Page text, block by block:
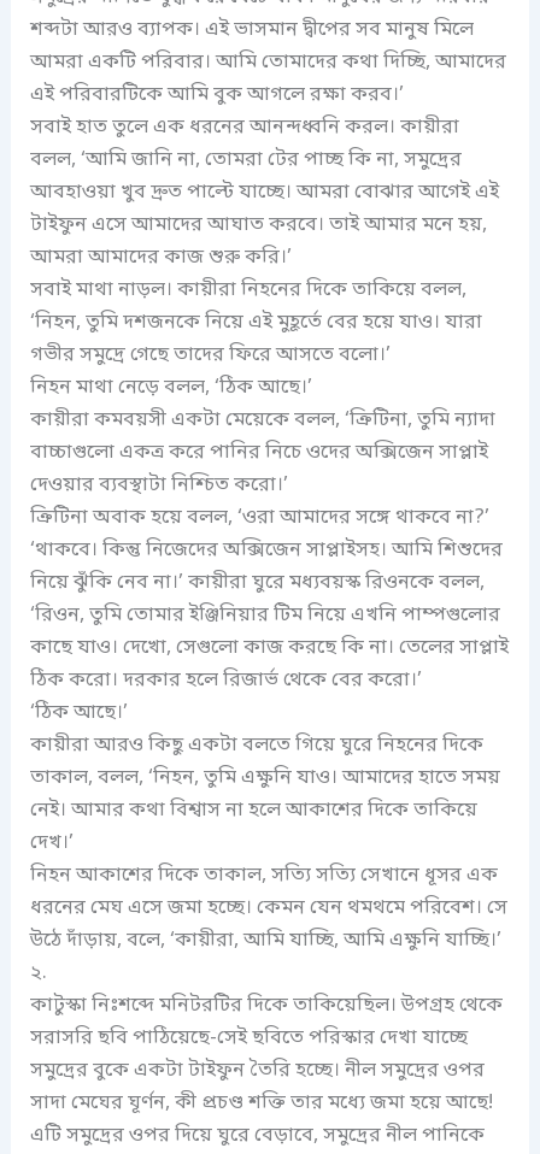
শব্দটা আরও ব্যাপক। এই ভাসমান দ্বীপের সব মানুষ মিলে
আমরা একটি পরিবার। আমি তোমাদের কথা দিচ্ছি, আমাদের
এই পরিবারটিকে আমি বুক আগলে রক্ষা করব।’
সবাই হাত তুলে এক ধরনের আনন্দধ্বনি করল। কায়ীরা
বলল, ‘আমি জানি না, তোমরা টের পাচ্ছ কি না, সমুদ্রের
আবহাওয়া খুব দ্রুত পাল্টে যাচ্ছে। আমরা বোঝার আগেই এই
টাইফুন এসে আমাদের আঘাত করবে। তাই আমার মনে হয়,
আমরা আমাদের কাজ শুরু করি।’
সবাই মাথা নাড়ল। কায়ীরা নিহনের দিকে তাকিয়ে বলল,
‘নিহন, তুমি দশজনকে নিয়ে এই মুহূর্তে বের হয়ে যাও। যারা
গভীর সমুদ্রে গেছে তাদের ফিরে আসতে বলো।’
নিহন মাথা নেড়ে বলল, ‘ঠিক আছে।’
কায়ীরা কমবয়সী একটা মেয়েকে বলল, ‘ক্রিটিনা, তুমি ন্যাদা
বাচ্চাগুলো একত্র করে পানির নিচে ওদের অক্সিজেন সাপ্লাই
দেওয়ার ব্যবস্থাটা নিশ্চিত করো।’
ক্রিটিনা অবাক হয়ে বলল, ‘ওরা আমাদের সঙ্গে থাকবে না?’
‘থাকবে। কিন্তু নিজেদের অক্সিজেন সাপ্লাইসহ। আমি শিশুদের
নিয়ে ঝুঁকি নেব না।’ কায়ীরা ঘুরে মধ্যবয়স্ক রিওনকে বলল,
‘রিওন, তুমি তোমার ইঞ্জিনিয়ার টিম নিয়ে এখনি পাম্পগুলোর
কাছে যাও। দেখো, সেগুলো কাজ করছে কি না। তেলের সাপ্লাই
ঠিক করো। দরকার হলে রিজার্ভ থেকে বের করো।’
‘ঠিক আছে।’
কায়ীরা আরও কিছু একটা বলতে গিয়ে ঘুরে নিহনের দিকে
তাকাল, বলল, ‘নিহন, তুমি এক্ষুনি যাও। আমাদের হাতে সময়
নেই। আমার কথা বিশ্বাস না হলে আকাশের দিকে তাকিয়ে
দেখ।’
নিহন আকাশের দিকে তাকাল, সত্যি সত্যি সেখানে ধূসর এক
ধরনের মেঘ এসে জমা হচ্ছে। কেমন যেন থমথমে পরিবেশ। সে
উঠে দাঁড়ায়, বলে, ‘কায়ীরা, আমি যাচ্ছি, আমি এক্ষুনি যাচ্ছি।’
২.
কাটুস্কা নিঃশব্দে মনিটরটির দিকে তাকিয়েছিল। উপগ্রহ থেকে
সরাসরি ছবি পাঠিয়েছে-সেই ছবিতে পরিস্কার দেখা যাচ্ছে
সমুদ্রের বুকে একটা টাইফুন তৈরি হচ্ছে। নীল সমুদ্রের ওপর
সাদা মেঘের ঘূর্ণন, কী প্রচণ্ড শক্তি তার মধ্যে জমা হয়ে আছে!
এটি সমুদ্রের ওপর দিয়ে ঘুরে বেড়াবে, সমুদ্রের নীল পানিকে